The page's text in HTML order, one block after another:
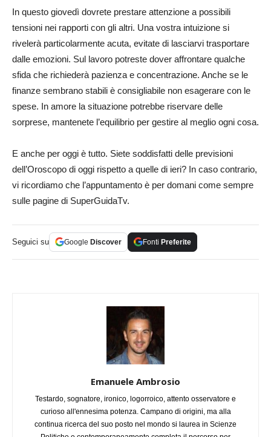
In questo giovedì dovrete prestare attenzione a possibili
tensioni nei rapporti con gli altri. Una vostra intuizione si
rivelerà particolarmente acuta, evitate di lasciarvi trasportare
dalle emozioni. Sul lavoro potreste dover affrontare qualche
sfida che richiederà pazienza e concentrazione. Anche se le
finanze sembrano stabili è consigliabile non esagerare con le
spese. In amore la situazione potrebbe riservare delle
sorprese, mantenete l’equilibrio per gestire al meglio ogni cosa.
E anche per oggi è tutto. Siete soddisfatti delle previsioni
dell’Oroscopo di oggi rispetto a quelle di ieri? In caso contrario,
vi ricordiamo che l’appuntamento è per domani come sempre
sulle pagine di SuperGuidaTv.
Seguici su Google Discover Fonti Preferite
Emanuele Ambrosio
Testardo, sognatore, ironico, logorroico, attento osservatore e
curioso all'ennesima potenza. Campano di origini, ma alla
continua ricerca del suo posto nel mondo si laurea in Scienze